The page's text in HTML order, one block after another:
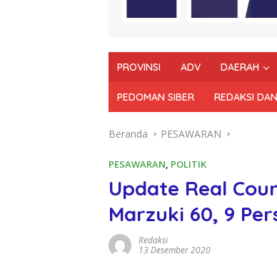
PROVINSI ADV DAERAH
PEDOMAN SIBER REDAKSI
Beranda PESAWARAN
PESAWARAN, POLITIK
Update Real
Marzuki 60, 9
Redaksi
13 Desember 2020